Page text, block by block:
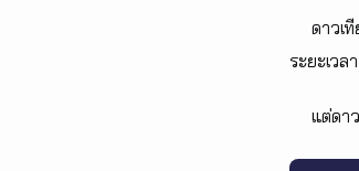
ดาวเที
ระยะเว
แต่ดาว